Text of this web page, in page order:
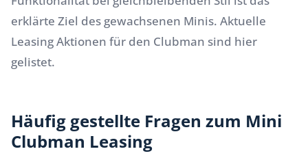
erklärte Ziel des gewachsenen Minis. Aktuelle
Leasing Aktionen für den Clubman sind hier
gelistet.
Häufig gestellte Fragen zum Mini
Clubman Leasing